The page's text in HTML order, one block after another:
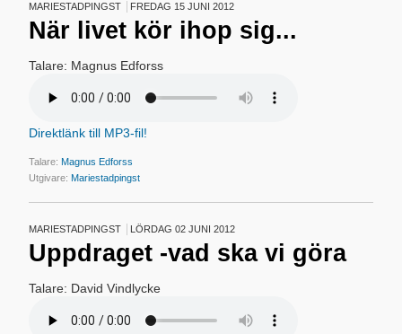
MARIESTADPINGST FREDAG 15 JUNI 2012
När livet kör ihop sig...
Talare: Magnus Edforss
Direktlänk till MP3-fil!
Talare:Magnus Edforss
Utgivare:Mariestadpingst
MARIESTADPINGST LÖRDAG 02 JUNI 2012
Uppdraget -vad ska vi göra
Talare: David Vindlycke